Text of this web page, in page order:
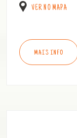
VER NO MAPA
MAIS INFO